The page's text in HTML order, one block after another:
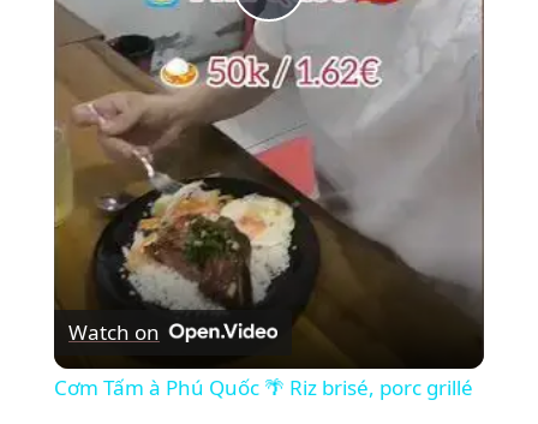
Play
Video
Watch on
Cơm Tấm à Phú Quốc 🌴 Riz brisé, porc grillé